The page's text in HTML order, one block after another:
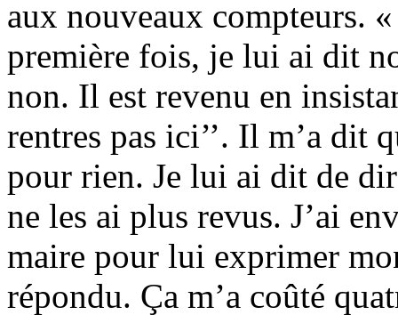
aux nouveaux compteurs.
première fois, je lui ai dit
non. Il est revenu en
rentres pas ici’’. Il m’a dit
pour rien. Je lui ai dit de
ne les ai plus revus. J’ai
maire pour lui exprimer
répondu. Ça m’a coûté